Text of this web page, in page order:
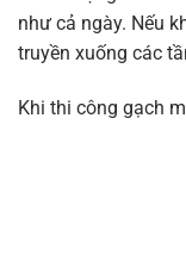
như cả ngày. Nếu
truyền xuống các
Khi thi công gạch